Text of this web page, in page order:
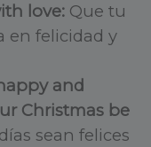
love:Que tu
en felicidad y
and
Christmas be
sean felices